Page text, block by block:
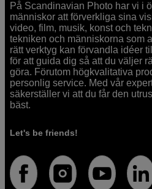
På Scandinavian Photo har vi i
människor att förverkliga sina
video, film, musik, konst och
tekniken och människorna som
rätt verktyg kan förvandla idéer
för att guida dig så att du väljer
göra. Förutom högkvalitativa
personlig service. Med vår
säkerställer vi att du får den
bäst.
Let's be friends!